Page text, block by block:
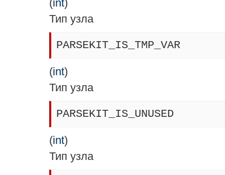
(int)
Тип узла
PARSEKIT_IS_TMP_VAR
(int)
Тип узла
PARSEKIT_IS_UNUSED
(int)
Тип узла